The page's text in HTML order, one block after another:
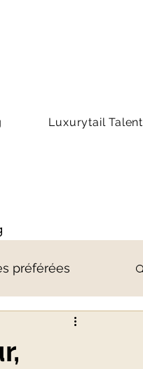
Luxurytail Talent
préférées